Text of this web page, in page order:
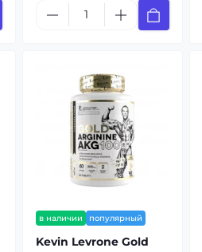
в наличии популярный
Kevin Levrone Gold